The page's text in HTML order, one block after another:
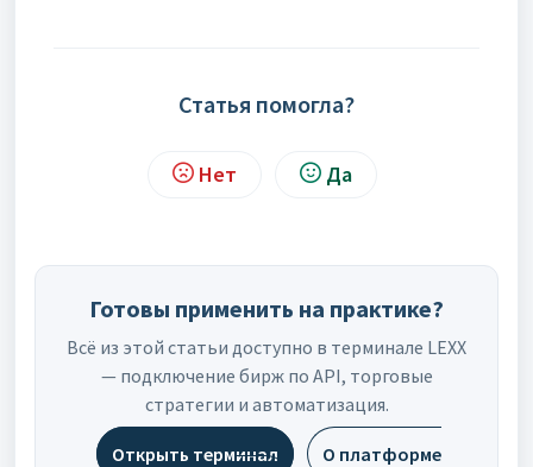
Статья помогла?
Нет Да
Готовы применить на практике?
Всё из этой статьи доступно в терминале LEXX
— подключение бирж по API, торговые
стратегии и автоматизация.
Открыть терминал
О платформе